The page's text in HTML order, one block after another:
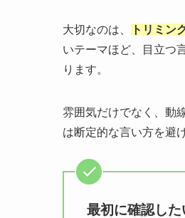
大切なのは、 トリミン
いテーマほど、目立つ
ります。
雰囲気だけでなく、動
は断定的な言い方を避
最初に確認した